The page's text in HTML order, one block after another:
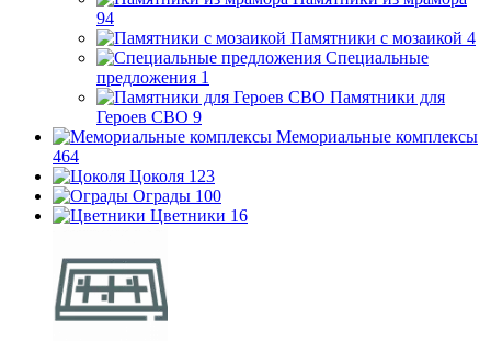
94
Памятники с мозаикой 4
Специальные
предложения 1
Памятники для
Героев СВО 9
Мемориальные комплексы
464
Цоколя 123
Ограды 100
Цветники 16